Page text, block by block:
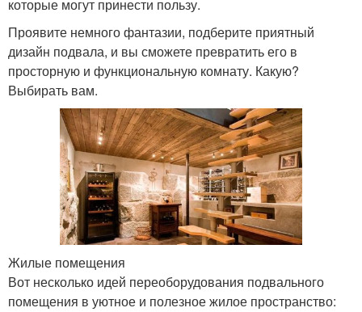
которые могут принести пользу.
Проявите немного фантазии, подберите приятный
дизайн подвала, и вы сможете превратить его в
просторную и функциональную комнату. Какую?
Выбирать вам.
Жилые помещения
Вот несколько идей переоборудования подвального
помещения в уютное и полезное жилое пространство: